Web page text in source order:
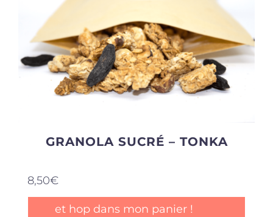
GRANOLA SUCRÉ – TONKA
8,50€
et hop dans mon panier !